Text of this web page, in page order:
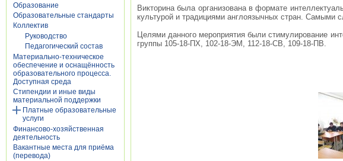
Образование
Образовательные стандарты
Коллектив
Руководство
Педагогический состав
Материально-техническое
обеспечение и оснащённость
образовательного процесса.
Доступная среда
Стипендии и иные виды
материальной поддержки
Платные образовательные
услуги
Финансово-хозяйственная
деятельность
Вакантные места для приёма
(перевода)
Викторина была организована в формате
культурой и традициями англоязычных стран. Самыми
Целями данного мероприятия были стимулирование
группы 105-18-ПХ, 102-18-ЭМ, 112-18-СВ, 109-18-ПВ.